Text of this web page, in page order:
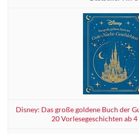
Disney: Das große goldene Buch der
20 Vorlesegeschichten ab